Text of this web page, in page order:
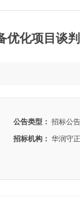
优化项目谈
公告类型： 招标公告
招标机构： 华润守